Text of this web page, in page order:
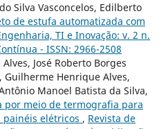
Silva Vasconcelos, Edilberto
de estufa automatizada com
TI e Inovação: v. 2 n.
- ISSN: 2966-2508
José Roberto Borges
Guilherme Henrique Alves,
Manoel Batista da Silva,
por meio de termografia para
painéis elétricos , Revista de